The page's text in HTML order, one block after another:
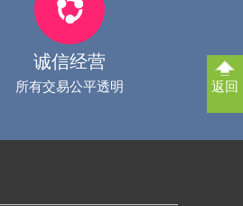
诚信经营
所有交易公平透明 返回